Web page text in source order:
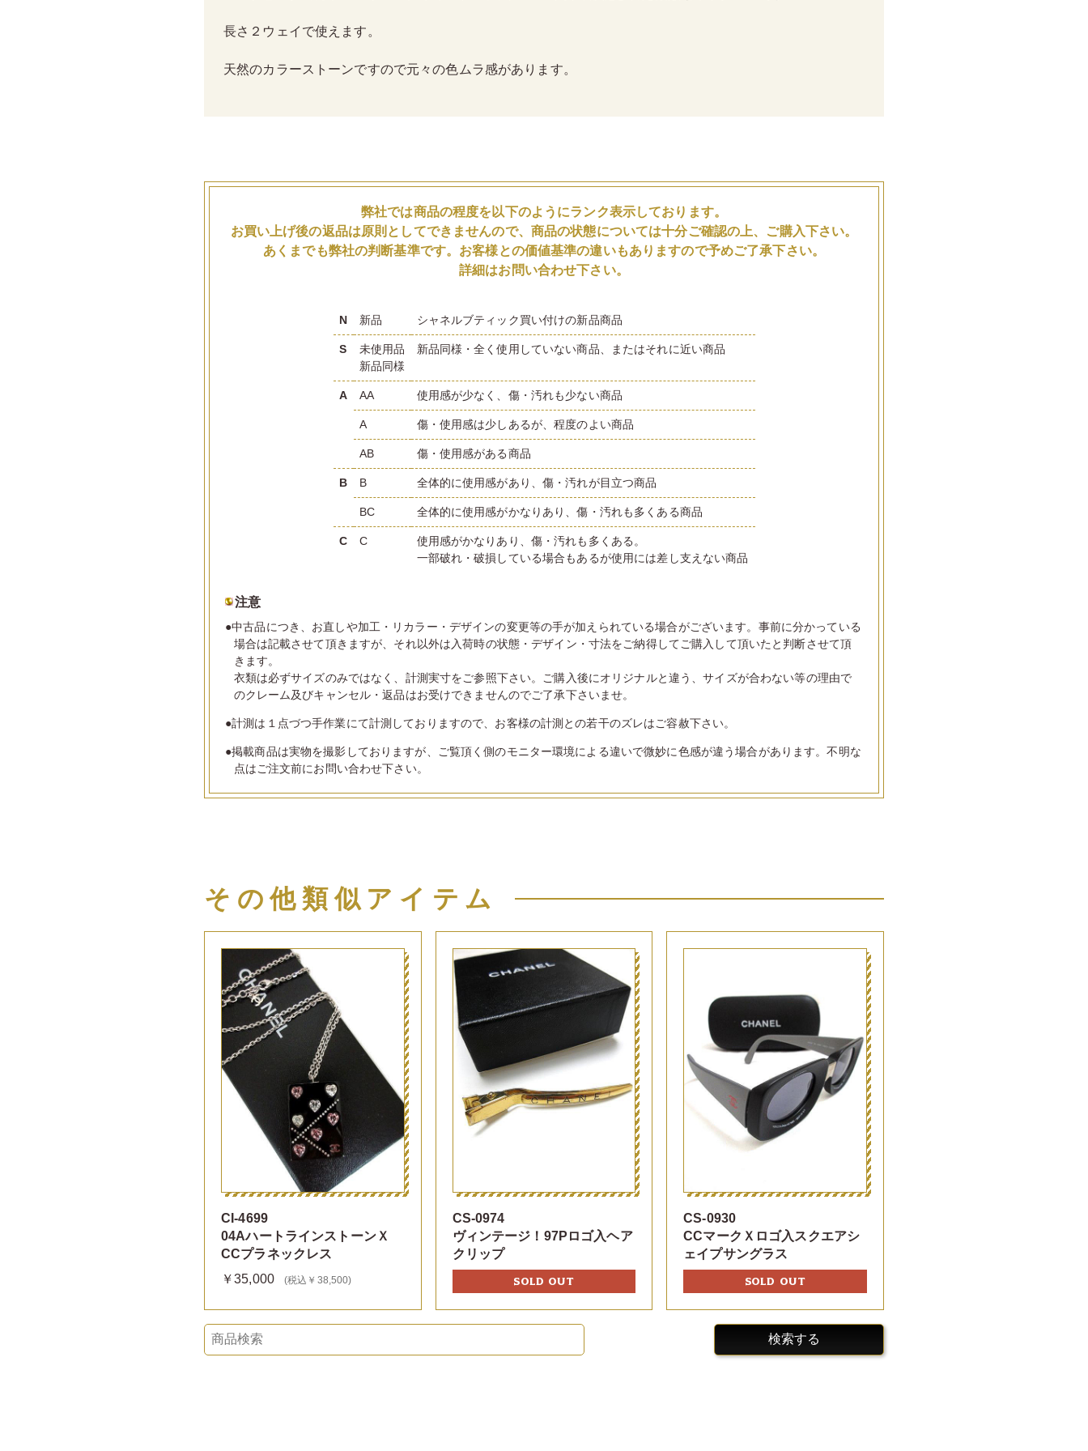
長さ２ウェイで使えます。
天然のカラーストーンですので元々の色ムラ感があります。
弊社では商品の程度を以下のようにランク表示しております。
お買い上げ後の返品は原則としてできませんので、商品の状態については十分ご確認の上、ご購入下さい。
あくまでも弊社の判断基準です。お客様との価値基準の違いもありますので予めご了承下さい。
詳細はお問い合わせ下さい。
N 新品 シャネルブティック買い付けの新品商品
S
未使用品
新品同様
新品同様・全く使用していない商品、またはそれに近い商品
A AA 使用感が少なく、傷・汚れも少ない商品
A 傷・使用感は少しあるが、程度のよい商品
AB 傷・使用感がある商品
B B 全体的に使用感があり、傷・汚れが目立つ商品
BC 全体的に使用感がかなりあり、傷・汚れも多くある商品
C C
使用感がかなりあり、傷・汚れも多くある。
一部破れ・破損している場合もあるが使用には差し支えない商品
注意
●中古品につき、お直しや加工・リカラー・デザインの変更等の手が加えられている場合がございます。事前に分かっている
場合は記載させて頂きますが、それ以外は入荷時の状態・デザイン・寸法をご納得してご購入して頂いたと判断させて頂
きます。
衣類は必ずサイズのみではなく、計測実寸をご参照下さい。ご購入後にオリジナルと違う、サイズが合わない等の理由で
のクレーム及びキャンセル・返品はお受けできませんのでご了承下さいませ。
●計測は１点づつ手作業にて計測しておりますので、お客様の計測との若干のズレはご容赦下さい。
●掲載商品は実物を撮影しておりますが、ご覧頂く側のモニター環境による違いで微妙に色感が違う場合があります。不明な
点はご注文前にお問い合わせ下さい。
その他類似アイテム
CI-4699
04AハートラインストーンＸ
CCプラネックレス
￥35,000
(税込￥38,500)
CS-0974
ヴィンテージ！97Pロゴ入ヘア
クリップ
SOLD OUT
CS-0930
CCマークＸロゴ入スクエアシ
ェイプサングラス
SOLD OUT
検索する